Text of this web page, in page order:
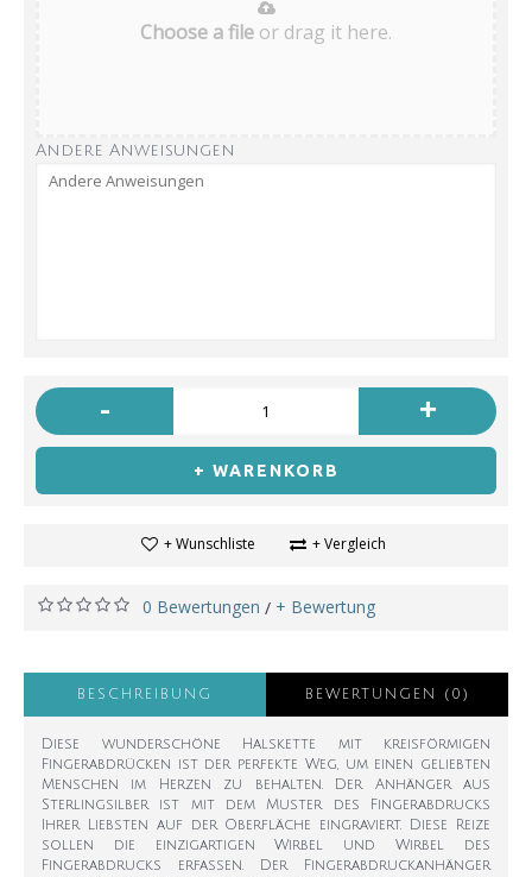
Choose a file or drag it here.
Andere Anweisungen
- +
+ WARENKORB
+ Wunschliste + Vergleich
0 Bewertungen / + Bewertung
BESCHREIBUNG BEWERTUNGEN (0)
Diese wunderschöne Halskette mit kreisförmigen
Fingerabdrücken ist der perfekte Weg, um einen geliebten
Menschen im Herzen zu behalten. Der Anhänger aus
Sterlingsilber ist mit dem Muster des Fingerabdrucks
Ihrer Liebsten auf der Oberfläche eingraviert. Diese Reize
sollen die einzigartigen Wirbel und Wirbel des
Fingerabdrucks erfassen. Der Fingerabdruckanhänger